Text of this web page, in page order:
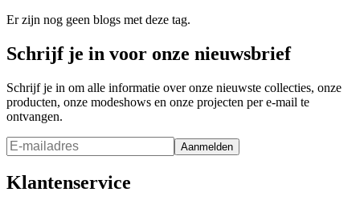
Er zijn nog geen blogs met deze tag.
Schrijf je in voor onze nieuwsbrief
Schrijf je in om alle informatie over onze nieuwste collecties, onze
producten, onze modeshows en onze projecten per e-mail te
ontvangen.
Aanmelden
Klantenservice